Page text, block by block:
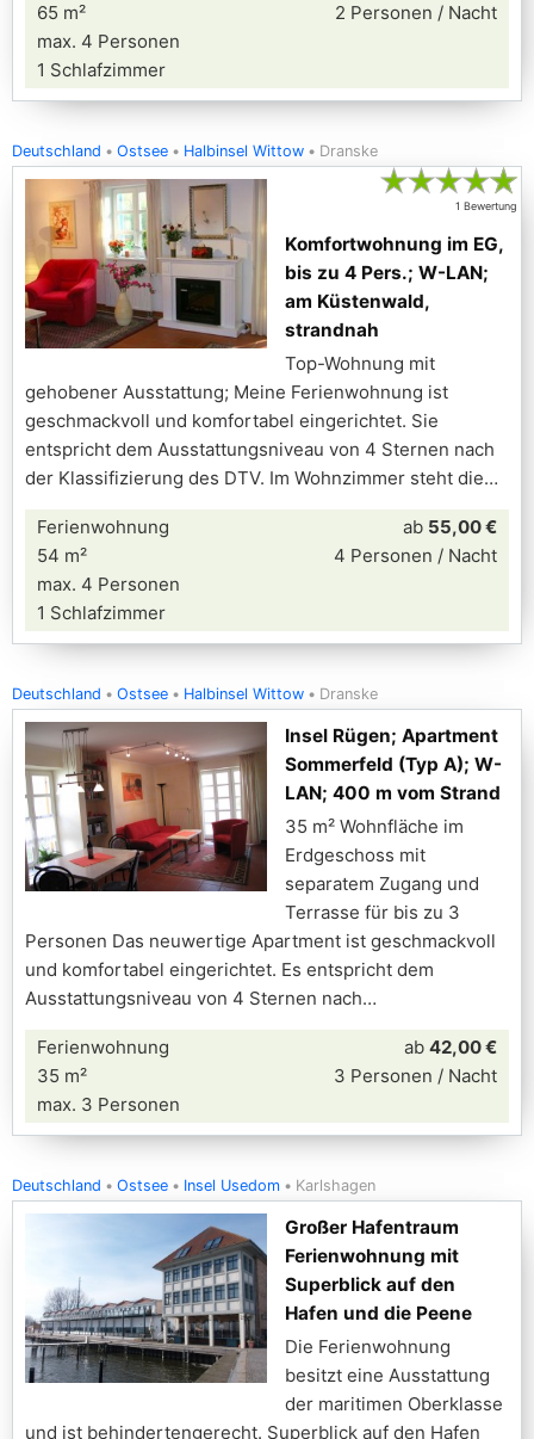
65 m²
max. 4 Personen
1 Schlafzimmer
2 Personen / Nacht
Deutschland Ostsee Halbinsel Wittow Dranske
★★★★★
1 Bewertung
Komfortwohnung im EG,
bis zu 4 Pers.; W-LAN;
am Küstenwald,
strandnah
Top-Wohnung mit
gehobener Ausstattung; Meine Ferienwohnung ist
geschmackvoll und komfortabel eingerichtet. Sie
entspricht dem Ausstattungsniveau von 4 Sternen nach
der Klassifizierung des DTV. Im Wohnzimmer steht die
Ferienwohnung
54 m²
max. 4 Personen
1 Schlafzimmer
ab 55,00 €
4 Personen / Nacht
Deutschland Ostsee Halbinsel Wittow Dranske
Insel Rügen; Apartment
Sommerfeld (Typ A); W-
LAN; 400 m vom Strand
35 m² Wohnfläche im
Erdgeschoss mit
separatem Zugang und
Terrasse für bis zu 3
Personen Das neuwertige Apartment ist geschmackvoll
und komfortabel eingerichtet. Es entspricht dem
Ausstattungsniveau von 4 Sternen nach
Ferienwohnung
35 m²
max. 3 Personen
ab 42,00 €
3 Personen / Nacht
Deutschland Ostsee Insel Usedom Karlshagen
Großer Hafentraum
Ferienwohnung mit
Superblick auf den
Hafen und die Peene
Die Ferienwohnung
besitzt eine Ausstattung
der maritimen Oberklasse
und ist behindertengerecht. Superblick auf den Hafen